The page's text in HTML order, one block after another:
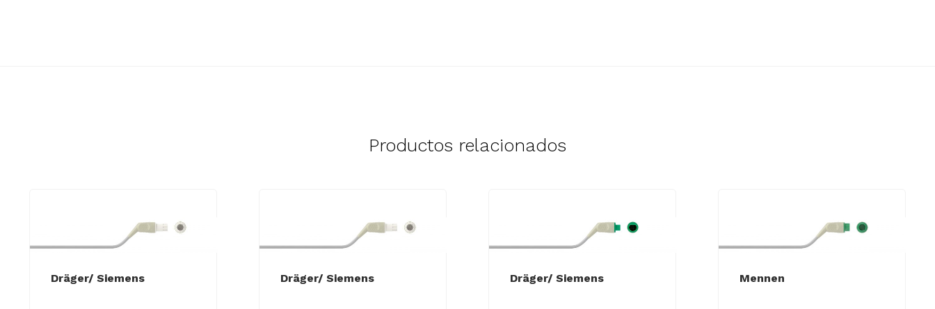
Productos relacionados
Dräger/ Siemens Dräger/ Siemens Dräger/ Siemens Mennen